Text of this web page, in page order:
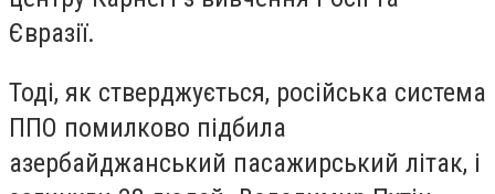
Євразії.
Тоді, як стверджується, російська система
ППО помилково підбила
азербайджанський пасажирський літак, і